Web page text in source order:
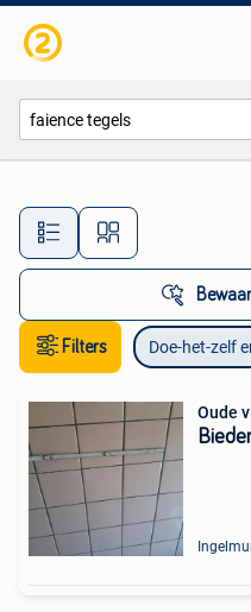
Alle
Filters Doe-het-zelf
Oude